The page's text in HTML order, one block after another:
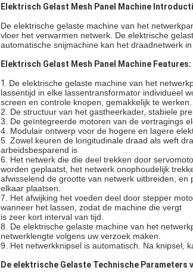
Elektrisch Gelast Mesh Panel Machine
De elektrische gelaste machine van het
vloer het verwarmen netwerk. De elektrische
automatische snijmachine kan het draadnetwerk
Elektrisch Gelast Mesh Panel Machine Features:
1. De elektrische gelaste machine van het
lassentijd in elke lassentransformator individueel
screen en controle knopen, gemakkelijk te werken.
2. De structuur van het gastheerkader, stabiele
3. De geïntegreerde motoren van de vertragings
4. Modulair ontwerp voor de hogere en lagere
5. Zowel keuren de longitudinale draad als weft
arbeidsbesparend is
6. Het netwerk die die deel trekken door
worden geplaatst, het netwerk onophoudelijk
afwisselend de grootte van netwerk uitbreiden,
elkaar plaatsen.
7. Het afwijking het voeden deel door stepper
wanneer het lassen, zodat de machine die vergt
is zeer kort interval van tijd.
8. De elektrische gelaste machine van het
netwerklengte volgens uw verzoek maken.
9. Het netwerkknipsel is automatisch. Na knipsel,
De elektrische Gelaste Technische Parameters